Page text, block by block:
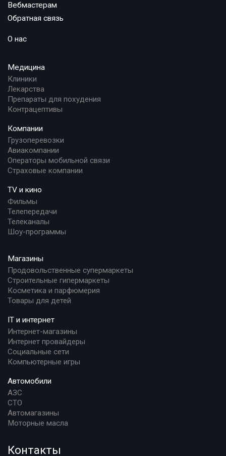
Вебмастерам
Обратная связь
О нас
Медицина
Клиники
Лекарства
Препараты для похудения
Контрацептивы
Компании
Грузоперевозки
Авиакомпании
Операторы мобильной связи
Страховые компании
TV и кино
Фильмы
Телепередачи
Телеканалы
Шоу-программы
Магазины
Продовольственные супермаркеты
Строительные гипермаркеты
Косметика и парфюмерия
Товары для детей
IT и интернет
Интернет-магазины
Интернет провайдеры
Социальные сети
Компьютерные игры
Автомобили
АЗС
СТО
Автомагазины
Моторные масла
Контакты